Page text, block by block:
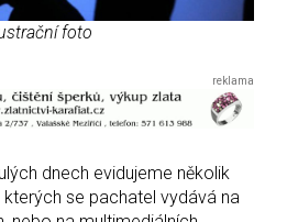
foto
dnech evidujeme několik
se pachatel vydává na